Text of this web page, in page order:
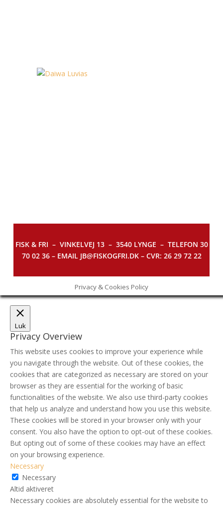
FISK & FRI – VINKELVEJ 13 – 3540 LYNGE – TELEFON 30
70 02 36 – EMAIL JB@FISKOGFRI.DK – CVR: 26 29 72 22
Privacy & Cookies Policy
Luk
Privacy Overview
This website uses cookies to improve your experience while
you navigate through the website. Out of these cookies, the
cookies that are categorized as necessary are stored on your
browser as they are essential for the working of basic
functionalities of the website. We also use third-party cookies
that help us analyze and understand how you use this website.
These cookies will be stored in your browser only with your
consent. You also have the option to opt-out of these cookies.
But opting out of some of these cookies may have an effect
on your browsing experience.
Necessary
Necessary
Altid aktiveret
Necessary cookies are absolutely essential for the website to